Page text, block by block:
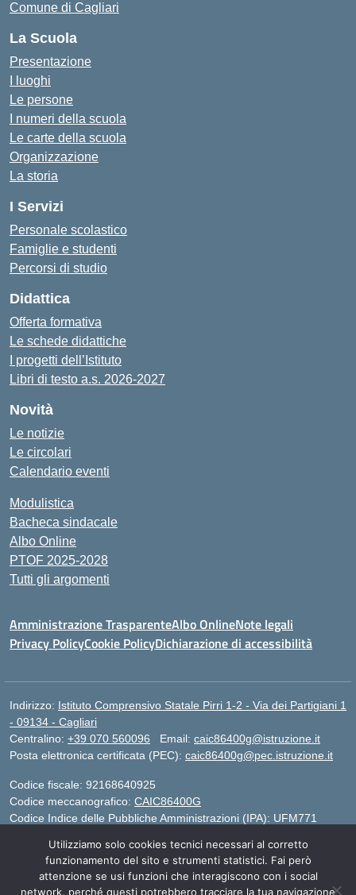
Comune di Cagliari
La Scuola
Presentazione
I luoghi
Le persone
I numeri della scuola
Le carte della scuola
Organizzazione
La storia
I Servizi
Personale scolastico
Famiglie e studenti
Percorsi di studio
Didattica
Offerta formativa
Le schede didattiche
I progetti dell’Istituto
Libri di testo a.s. 2026-2027
Novità
Le notizie
Le circolari
Calendario eventi
Modulistica
Bacheca sindacale
Albo Online
PTOF 2025-2028
Tutti gli argomenti
Amministrazione TrasparenteAlbo OnlineNote legali
Privacy PolicyCookie PolicyDichiarazione di accessibilità
Indirizzo: Istituto Comprensivo Statale Pirri 1-2 - Via dei Partigiani 1
- 09134 - Cagliari
Centralino: +39 070 560096 Email: caic86400g@istruzione.it
Posta elettronica certificata (PEC): caic86400g@pec.istruzione.it
Codice fiscale: 92168640925
Codice meccanografico: CAIC86400G
Codice Indice delle Pubbliche Amministrazioni (IPA): UFM771
IBAN - IT 46 W 0101504808000070626497
Utilizziamo solo cookies tecnici necessari al corretto
funzionamento del sito e strumenti statistici. Fai però
attenzione se usi funzioni che interagiscono con i social
network, perché questi potrebbero tracciare la tua navigazione